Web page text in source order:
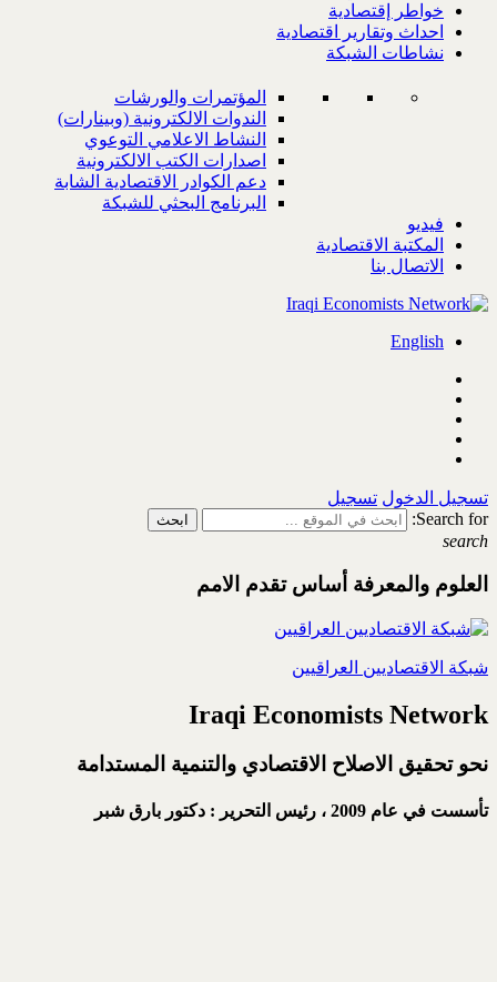
خواطر إقتصادية
احداث وتقارير اقتصادية
نشاطات الشبكة
المؤتمرات والورشات
الندوات الالكترونية (وبينارات)
النشاط الاعلامي التوعوي
اصدارات الكتب الالكترونية
دعم الكوادر الاقتصادية الشابة
البرنامج البحثي للشبكة
فيديو
المكتبة الاقتصادية
الاتصال بنا
English
تسجيل الدخول تسجيل
Search for:
search
العلوم والمعرفة أساس تقدم الامم
شبكة الاقتصاديين العراقيين
Iraqi Economists Network
نحو تحقيق الاصلاح الاقتصادي والتنمية المستدامة
تأسست في عام 2009 ، رئيس التحرير : دكتور بارق شبر